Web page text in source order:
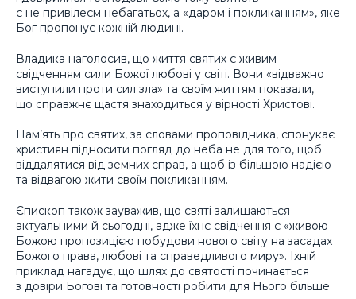
є не привілеєм небагатьох, а «даром і покликанням», яке
Бог пропонує кожній людині.
Владика наголосив, що життя святих є живим
свідченням сили Божої любові у світі. Вони «відважно
виступили проти сил зла» та своїм життям показали,
що справжнє щастя знаходиться у вірності Христові.
Пам’ять про святих, за словами проповідника, спонукає
християн підносити погляд до неба не для того, щоб
віддалятися від земних справ, а щоб із більшою надією
та відвагою жити своїм покликанням.
Єпископ також зауважив, що святі залишаються
актуальними й сьогодні, адже їхнє свідчення є «живою
Божою пропозицією побудови нового світу на засадах
Божого права, любові та справедливого миру». Їхній
приклад нагадує, що шлях до святості починається
з довіри Богові та готовності робити для Нього більше